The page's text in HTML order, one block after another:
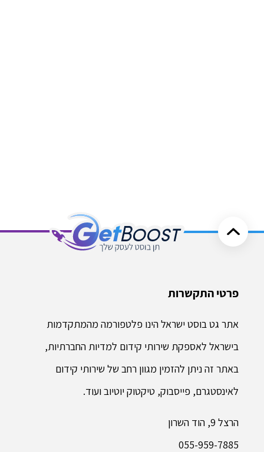
פרטי התקשרות
אתר גט בוסט ישראל הינו פלטפורמה מהמתקדמות
בישראל לאספקת שירותי קידום למדיות החברתיות,
באתר זה ניתן להזמין מגוון רחב של שירותי קידום
לאינסטגרם, פייסבוק, טיקטוק יוטיוב ועוד.
הרצל 9, הוד השרון
055-959-7885